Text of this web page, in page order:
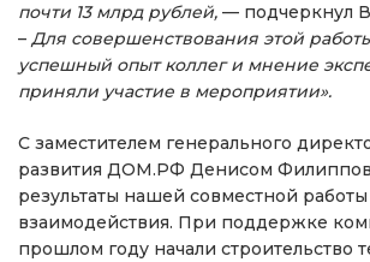
почти 13 млрд рублей, — подчеркнул
– Для совершенствования этой
успешный опыт коллег и мнение
приняли участие в мероприятии».
С заместителем генерального
развития ДОМ.РФ Денисом
результаты нашей совместной
взаимодействия. При поддержке
прошлом году начали строительство